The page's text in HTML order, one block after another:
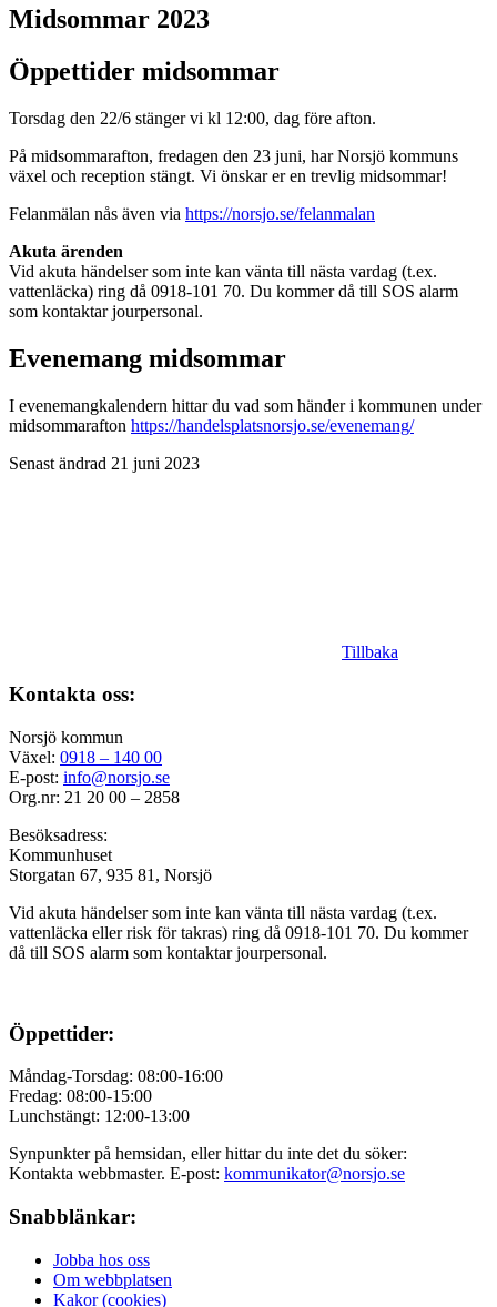
Midsommar 2023
Öppettider midsommar
Torsdag den 22/6 stänger vi kl 12:00, dag före afton.
På midsommarafton, fredagen den 23 juni, har Norsjö kommuns
växel och reception stängt. Vi önskar er en trevlig midsommar!
Felanmälan nås även via https://norsjo.se/felanmalan
Akuta ärenden
Vid akuta händelser som inte kan vänta till nästa vardag (t.ex.
vattenläcka) ring då 0918-101 70. Du kommer då till SOS alarm
som kontaktar jourpersonal.
Evenemang midsommar
I evenemangkalendern hittar du vad som händer i kommunen under
midsommarafton https://handelsplatsnorsjo.se/evenemang/
Senast ändrad 21 juni 2023
Tillbaka
Kontakta oss:
Norsjö kommun
Växel: 0918 – 140 00
E-post: info@norsjo.se
Org.nr: 21 20 00 – 2858
Besöksadress:
Kommunhuset
Storgatan 67, 935 81, Norsjö
Vid akuta händelser som inte kan vänta till nästa vardag (t.ex.
vattenläcka ellerrisk för takras) ring då 0918-101 70. Du kommer
då till SOS alarm som kontaktar jourpersonal.
Öppettider:
Måndag-Torsdag: 08:00-16:00
Fredag: 08:00-15:00
Lunchstängt: 12:00-13:00
Synpunkter på hemsidan, eller hittar du inte det du söker:
Kontakta webbmaster. E-post: kommunikator@norsjo.se
Snabblänkar:
Jobba hos oss
Om webbplatsen
Kakor (cookies)